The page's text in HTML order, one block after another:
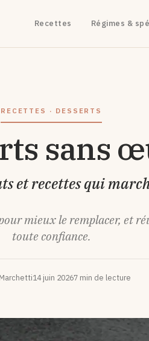
Recettes Régimes &
RECETTES · DESSERTS
sans
et recettes qui
mieux le remplacer, et
toute confiance.
14 juin 20267 min de lecture